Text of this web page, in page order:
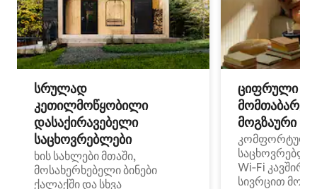
სრულად
კეთილმოწყობილი
დასაქირავებელი
საცხოვრებლები
ხის სახლები მთაში,
მოსახერხებელი ბინები
ქალაქში და სხვა
ციფრული
მოგზაური
კომფორტული
Wi‑Fi
სივრცით